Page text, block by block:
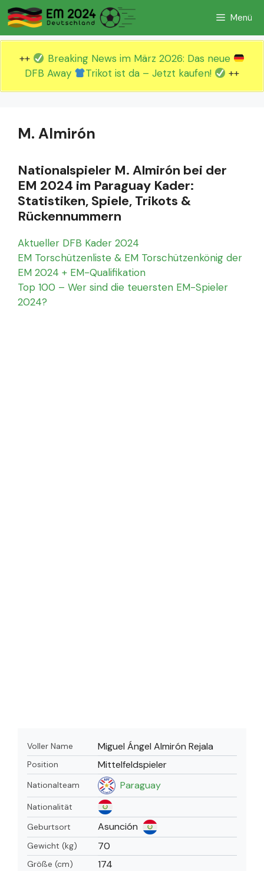
Zum
Inhalt
springen
Menü
++
Breaking News im März 2026: Das neue
DFB Away
Trikot ist da – Jetzt kaufen! ++
M. Almirón
Nationalspieler M. Almirón bei der
EM 2024 im Paraguay Kader:
Statistiken, Spiele, Trikots &
Rückennummern
Aktueller DFB Kader 2024
EM Torschützenliste & EM Torschützenkönig der
EM 2024 + EM-Qualifikation
Top 100 – Wer sind die teuersten EM-Spieler
2024?
Voller Name Miguel Ángel Almirón Rejala
Position Mittelfeldspieler
Nationalteam Paraguay
Nationalität
Geburtsort
Asunción
Gewicht (kg) 70
Größe (cm) 174